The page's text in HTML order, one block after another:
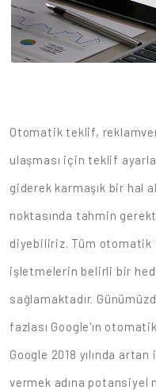
Otomatik teklif,
ulaşması için teklif
giderek karmaşık bir hal
noktasında tahmin
diyebiliriz. Tüm
işletmelerin belirli bir
sağlamaktadır.
fazlası Google'ın
Google 2018 yılında
vermek adına potansiyel